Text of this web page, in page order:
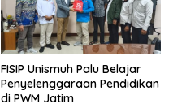
FISIP Unismuh Palu Belajar
Penyelenggaraan Pendidikan
di PWM Jatim